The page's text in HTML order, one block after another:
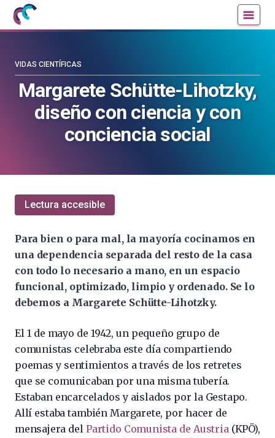
Mujeres
con
blog
Margarete Schütte-Lihotzky,
diseño con ciencia y con
conciencia social
VIDAS CIENTÍFICAS
Lectura accesible
Para bien o para mal, la mayoría cocinamos en
una dependencia separada del resto de la casa
con todo lo necesario a mano, en un espacio
funcional, optimizado, limpio y ordenado. Se lo
debemos a Margarete Schütte-Lihotzky.
El 1 de mayo de 1942, un pequeño grupo de
comunistas celebraba este día compartiendo
poemas y sentimientos a través de los retretes
que se comunicaban por una misma tubería.
Estaban encarcelados y aislados por la Gestapo.
Allí estaba también Margarete, por hacer de
mensajera delPartido Comunista de Austria(KPÖ),